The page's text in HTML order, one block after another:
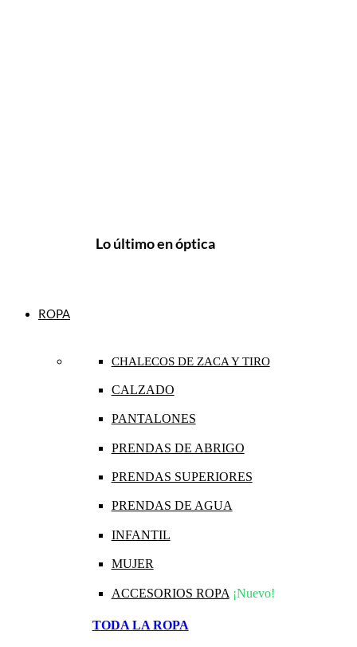
Lo último en óptica
ROPA
CHALECOS DE ZACA Y TIRO
CALZADO
PANTALONES
PRENDAS DE ABRIGO
PRENDAS SUPERIORES
PRENDAS DE AGUA
INFANTIL
MUJER
ACCESORIOS ROPA ¡Nuevo!
TODA LA ROPA